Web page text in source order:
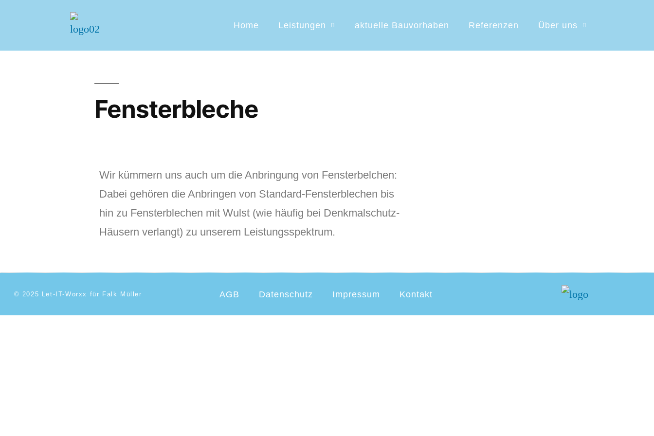
Home Leistungen aktuelle Bauvorhaben Referenzen Über uns
Fensterbleche
Wir kümmern uns auch um die Anbringung von Fensterbelchen:
Dabei gehören die Anbringen von Standard-Fensterblechen bis
hin zu Fensterblechen mit Wulst (wie häufig bei Denkmalschutz-
Häusern verlangt) zu unserem Leistungsspektrum.
© 2025 Let-IT-Worxx für Falk Müller AGB Datenschutz Impressum Kontakt